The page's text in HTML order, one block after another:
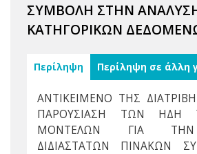
ΣΥΜΒΟΛΗ ΣΤΗΝ
ΚΑΤΗΓΟΡΙΚΩΝ
Περίληψη Περίληψη σε άλλη
ΑΝΤΙΚΕΙΜΕΝΟ ΤΗΣ
ΠΑΡΟΥΣΙΑΣΗ ΤΩΝ ΗΔΗ
ΜΟΝΤΕΛΩΝ ΓΙΑ ΤΗΝ
ΔΙΔΙΑΣΤΑΤΩΝ ΠΙΝΑΚΩΝ